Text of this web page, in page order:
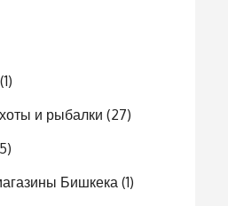
(1)
и рыбалки (27)
Бишкека (1)